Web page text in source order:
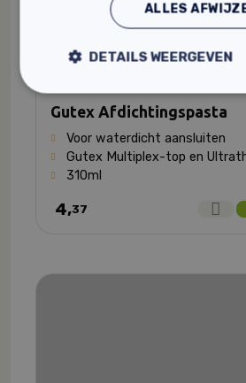
Gutex Afdichtingspasta
Voor waterdicht aansluiten
Gutex Multiplex-top en
310ml
4,37
ALLES
DETAILS WEERGEVEN